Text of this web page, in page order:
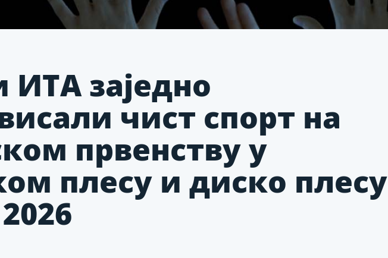
заједно
чист спорт на
првенству у
плесу и диско плесу